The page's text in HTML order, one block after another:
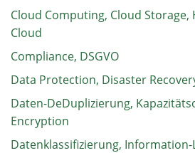
Cloud Computing, Cloud
Cloud
Compliance, DSGVO
Data Protection, Disaster
Daten-DeDuplizierung,
Encryption
Datenklassifizierung, Information-